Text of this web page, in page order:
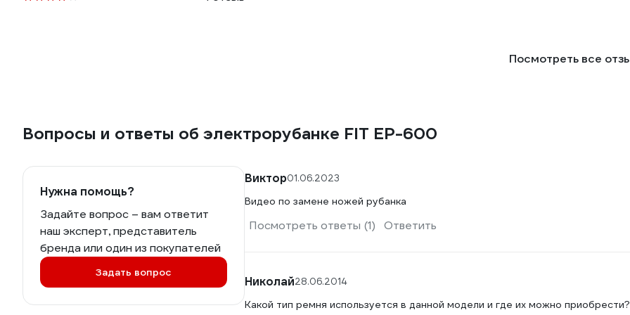
Посмотреть все
Вопросы и ответы об электрорубанке FIT EP-600
Нужна помощь?
Задайте вопрос – вам ответит
наш эксперт, представитель
бренда или один из покупателей
Задать вопрос
Виктор01.06.2023
Видео по замене ножей рубанка
Посмотреть ответы (1) Ответить
Николай28.06.2014
Какой тип ремня используется в данной модели и где их можно приобрести?